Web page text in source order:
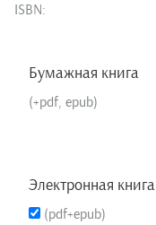
ISBN:
Бумажная книга
(+pdf, epub)
Электронная книга
(pdf+epub)